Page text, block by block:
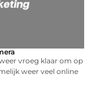
vroeg klaar om op
weer veel online